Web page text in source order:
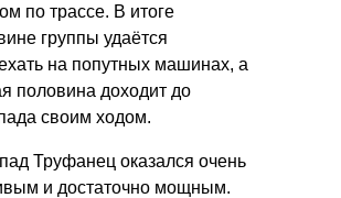
по трассе. В итоге
группы удаётся
на попутных машинах, а
половина доходит до
своим ходом.
Труфанец оказался очень
и достаточно мощным.